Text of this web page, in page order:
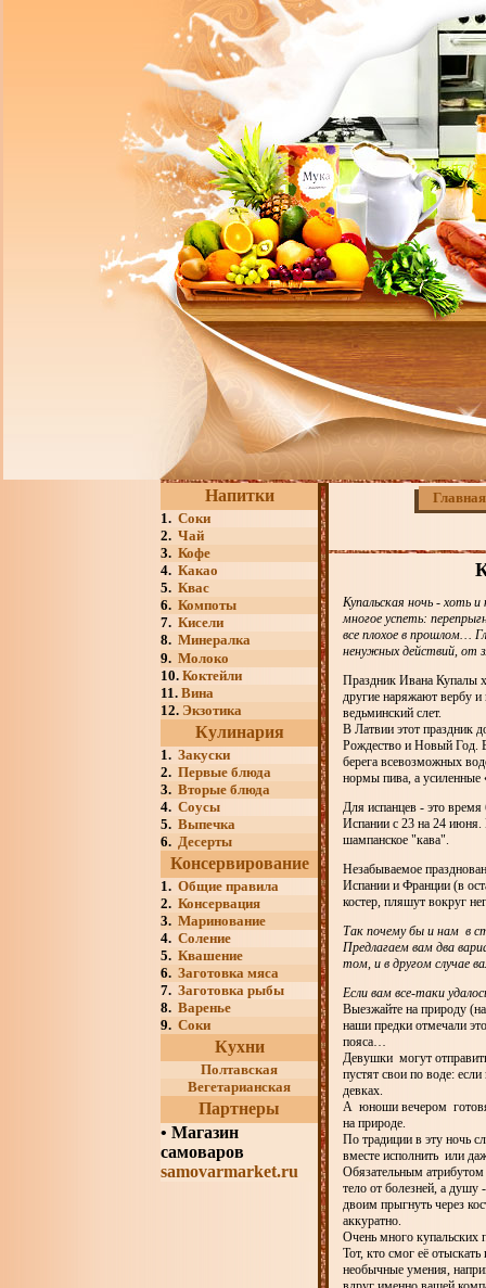
Напитки
1. Соки
2. Чай
3. Кофе
4. Какао
5. Квас
6. Компоты
7. Кисели
8. Минералка
9. Молоко
10. Коктейли
11. Вина
12. Экзотика
Кулинария
1. Закуски
2. Первые блюда
3. Вторые блюда
4. Соусы
5. Выпечка
6. Десерты
Консервирование
1. Общие правила
2. Консервация
3. Маринование
4. Соление
5. Квашение
6. Заготовка мяса
7. Заготовка рыбы
8. Варенье
9. Соки
Кухни
Полтавская
Вегетарианская
Партнеры
• Магазин
самоваров
samovarmarket.ru
Главная
Купальская ночь - хоть
многое успеть:
все плохое в прошлом…
ненужных действий, от
Праздник Ивана Купалы
другие наряжают вербу и
ведьминский слет.
В Латвии этот праздник
Рождество и Новый Год.
берега всевозможных
нормы пива, а усиленные
Для испанцев - это
Испании с 23 на 24 июня.
шампанское "кава".
Незабываемое
Испании и Франции (в
костер, пляшут вокруг
Так почему бы и нам в
Предлагаем вам два
том, и в другом случае
Если вам все-таки
Выезжайте на природу
наши предки отмечали
пояса…
Девушки могут
пустят свои по воде:
девках.
А юноши вечером
на природе.
По традиции в эту ночь
вместе исполнить или
Обязательным атрибутом
тело от болезней, а душу
двоим прыгнуть через
аккуратно.
Очень много купальских
Тот, кто смог её
необычные умения,